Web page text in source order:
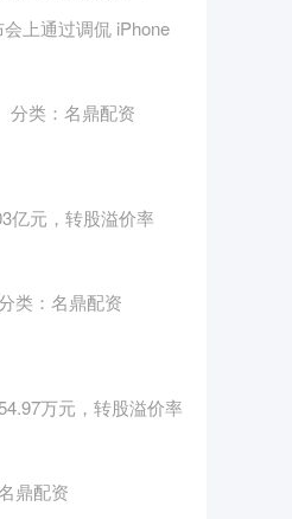
上通过调侃 iPhone
分类： 名鼎配资
亿元，转股溢价率
类： 名鼎配资
万元，转股溢价率
鼎配资